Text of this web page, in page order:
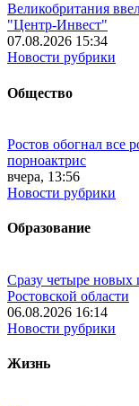
Великобритания
"Центр-Инвест"
07.08.2026 15:34
Новости рубрики
Общество
Ростов обогнал все
порноактрис
вчера, 13:56
Новости рубрики
Образование
Сразу четыре новых
Ростовской области
06.08.2026 16:14
Новости рубрики
Жизнь